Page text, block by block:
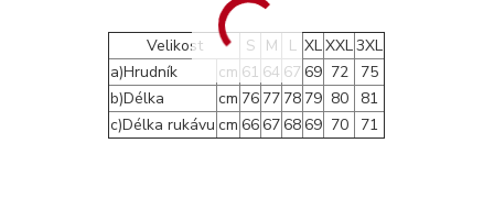
Velikost S M L XLXXL3XL
a)Hrudník
cm 61 64 67 69 72
75
b)Délka
cm 76 77 78 79 80
81
c)Délka rukávu cm 66676869 70 71